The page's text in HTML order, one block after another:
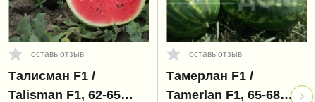
оставь отзыв
Талисман F1 /
Talisman F1, 62-65
оставь отзыв
Тамерлан F1 /
Tamerlan F1, 65-68